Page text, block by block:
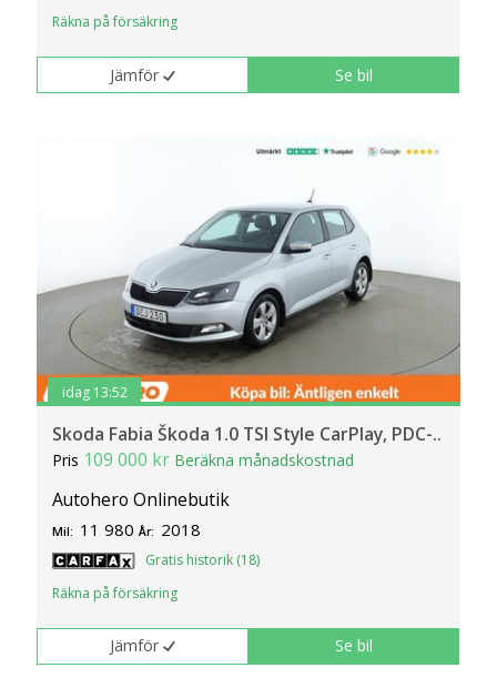
Räkna på försäkring
Jämför Se bil
idag 13:52
Skoda Fabia Škoda 1.0 TSI Style CarPlay, PDC-..
Pris 109 000 kr Beräkna månadskostnad
Autohero Onlinebutik
Mil: 11 980 År: 2018
Gratis historik (18)
Räkna på försäkring
Jämför Se bil